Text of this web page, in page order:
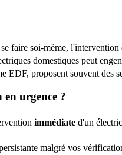
faire soi-même,
domestiques peut
EDF, proposent souvent des
urgence ?
immédiate d'un
malgré vos